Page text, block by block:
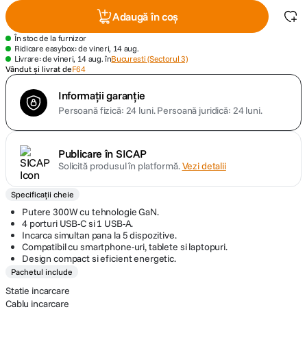
7. card memorie
ulanzi
9 . insta 360
10
Adaugă în coș
În stoc de la furnizor
Ridicare easybox: de vineri, 14 aug.
Livrare: de vineri, 14 aug. înBucuresti (Sectorul 3)
Vândut și livrat deF64
Informații garanție
Persoană fizică: 24 luni.Persoană juridică: 24 luni.
Publicare în SICAP
Solicită produsul în platformă.Vezi detalii
Specificații cheie
Putere 300W cu tehnologie GaN.
4 porturi USB-C si 1 USB-A.
Incarca simultan pana la 5 dispozitive.
Compatibil cu smartphone-uri, tablete si laptopuri.
Design compact si eficient energetic.
Pachetul include
Statie incarcare
Cablu incarcare